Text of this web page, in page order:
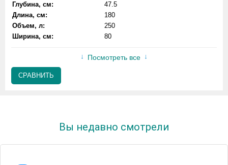
Глубина, см:
47.5
Длина, см:
180
Объем, л:
250
Ширина, см:
80
Посмотреть все
СРАВНИТЬ
Вы недавно смотрели